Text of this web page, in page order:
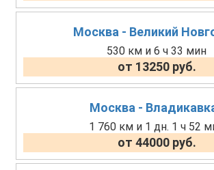
Москва - Великий
530 км и 6 ч 33 мин
от 13250 руб.
Москва -
1 760 км и 1 дн. 1 ч 52
от 44000 руб.